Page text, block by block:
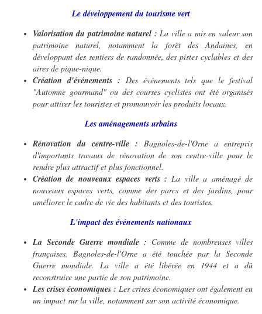
Le développement du tourisme vert
Valorisation du patrimoine naturel : La ville a mis en valeur son
patrimoine naturel, notamment la forêt des Andaines, en
développant des sentiers de randonnée, des pistes cyclables et des
aires de pique-nique.
Création d'événements : Des événements tels que le festival
"Automne gourmand" ou des courses cyclistes ont été organisés
pour attirer les touristes et promouvoir les produits locaux.
Les aménagements urbains
Rénovation du centre-ville : Bagnoles-de-l'Orne a entrepris
d'importants travaux de rénovation de son centre-ville pour le
rendre plus attractif et plus fonctionnel.
Création de nouveaux espaces verts : La ville a aménagé de
nouveaux espaces verts, comme des parcs et des jardins, pour
améliorer le cadre de vie des habitants et des touristes.
L'impact des événements nationaux
La Seconde Guerre mondiale : Comme de nombreuses villes
françaises, Bagnoles-de-l'Orne a été touchée par la Seconde
Guerre mondiale. La ville a été libérée en 1944 et a dû
reconstruire une partie de son patrimoine.
Les crises économiques : Les crises économiques ont également eu
un impact sur la ville, notamment sur son activité économique.